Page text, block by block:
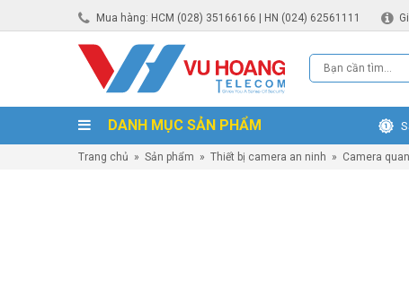
Mua hàng: HCM (028) 35166166 | HN (024) 62561111
DANH MỤC SẢN PHẨM
Trang chủ » Sản phẩm » Thiết bị camera an ninh » Camera